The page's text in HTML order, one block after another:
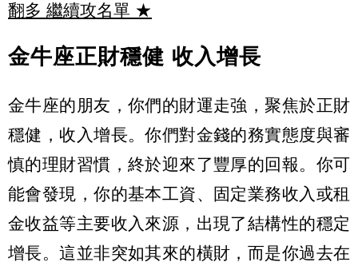
翻多 繼續攻名單 ★
金牛座正財穩健 收入增長
金牛座的朋友，你們的財運走強，聚焦於正財
穩健，收入增長。你們對金錢的務實態度與審
慎的理財習慣，終於迎來了豐厚的回報。你可
能會發現，你的基本工資、固定業務收入或租
金收益等主要收入來源，出現了結構性的穩定
增長。這並非突如其來的橫財，而是你過去在